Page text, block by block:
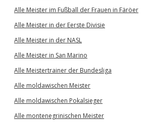
Alle Meister im Fußball der Frauen in Färöer
Alle Meister in der Eerste Divisie
Alle Meister in der NASL
Alle Meister in San Marino
Alle Meistertrainer der Bundesliga
Alle moldawischen Meister
Alle moldawischen Pokalsieger
Alle montenegrinischen Meister